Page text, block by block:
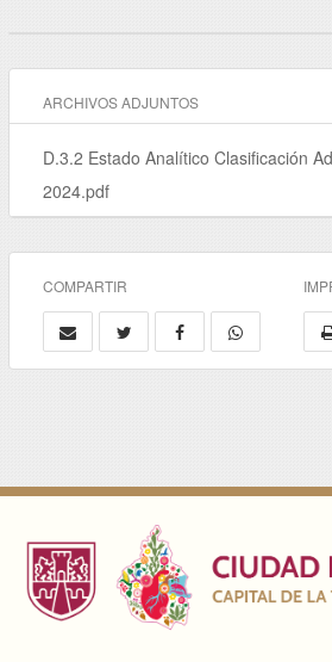
ARCHIVOS ADJUNTOS
D.3.2 Estado Analítico Clasificación
2024.pdf
COMPARTIR